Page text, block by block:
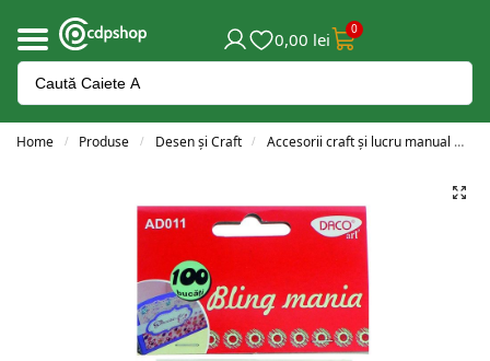
0,00 lei 0
Home / Produse / Desen și Craft / Accesorii craft și lucru manual